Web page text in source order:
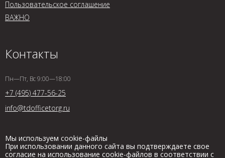
Пользовательское соглашение
ВАЖНО
Контакты
Пн—Пт, Вс 9:00—18:00
+7 (495) 477-56-25
info@tdofficetorg.ru
Мы используем cookie-файлы
При использовании данного сайта вы подтверждаете свое
согласие на использование cookie-файлов в соответствии с